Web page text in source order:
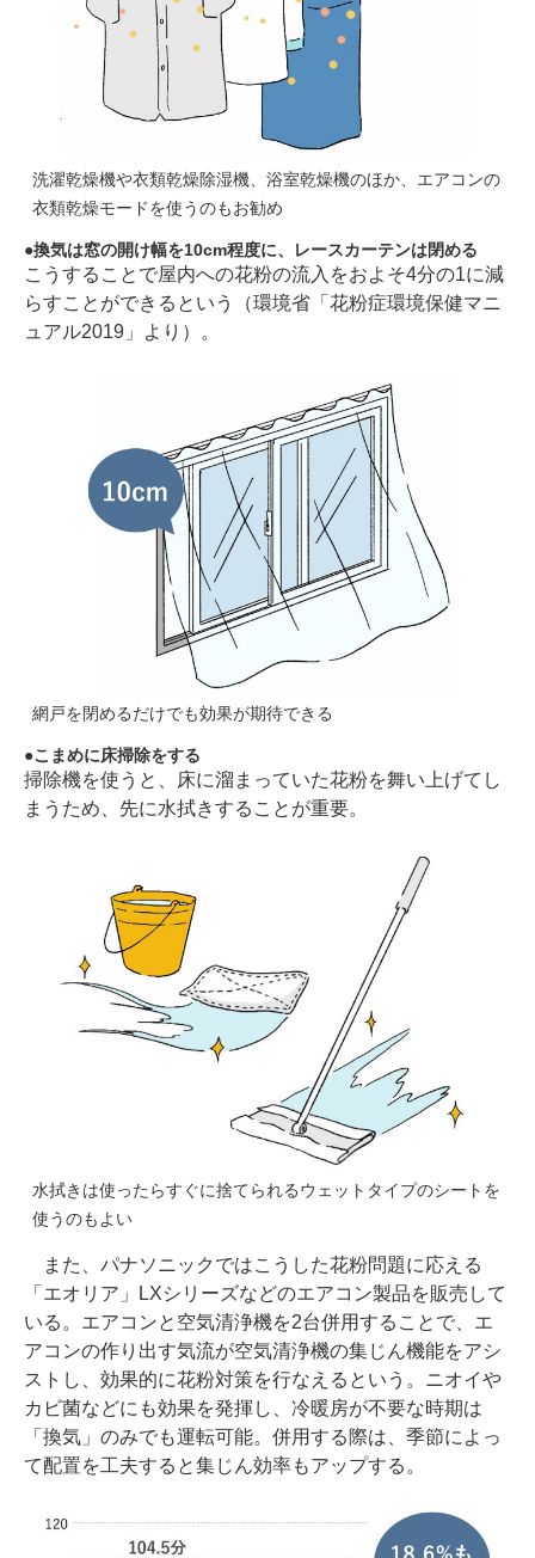
洗濯乾燥機や衣類乾燥除湿機、浴室乾燥機のほか、エアコンの
衣類乾燥モードを使うのもお勧め
換気は窓の開け幅を10cm程度に、レースカーテンは閉める
こうすることで屋内への花粉の流入をおよそ4分の1に減
らすことができるという（環境省「花粉症環境保健マニ
ュアル2019」より）。
網戸を閉めるだけでも効果が期待できる
こまめに床掃除をする
掃除機を使うと、床に溜まっていた花粉を舞い上げてし
まうため、先に水拭きすることが重要。
水拭きは使ったらすぐに捨てられるウェットタイプのシートを
使うのもよい
また、パナソニックではこうした花粉問題に応える
「エオリア」LXシリーズなどのエアコン製品を販売して
いる。エアコンと空気清浄機を2台併用することで、エ
アコンの作り出す気流が空気清浄機の集じん機能をアシ
ストし、効果的に花粉対策を行なえるという。ニオイや
カビ菌などにも効果を発揮し、冷暖房が不要な時期は
「換気」のみでも運転可能。併用する際は、季節によっ
て配置を工夫すると集じん効率もアップする。